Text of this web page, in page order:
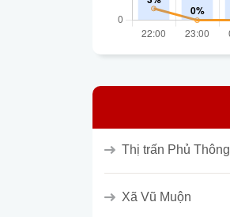
Thị trấn Phủ Thông
Xã Vũ Muộn